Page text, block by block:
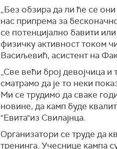
„Без обзира да ли ће се
нас припрема за
се потенцијално бавити
физичку активност током
Васиљевић, асистент на
„Све већи број девојчица и
сматрамо да је то неки
Ми се трудимо да сваке
новине, да камп буде
"Евита"из Свилајнца.
Организатори се труде да
тренинга. Учеснице кампа